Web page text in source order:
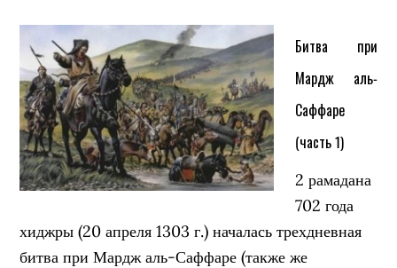
Битва при
Мардж аль-
Саффаре
(часть 1)
2 рамадана
702 года
хиджры (20 апреля 1303 г.) началась трехдневная
битва при Мардж аль-Саффаре (также же